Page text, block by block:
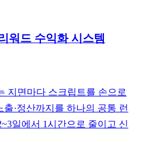
워드 수익화 시스템
지면마다 스크립트를 손으로
·정산까지를 하나의 공통 런
일에서 1시간으로 줄이고 신